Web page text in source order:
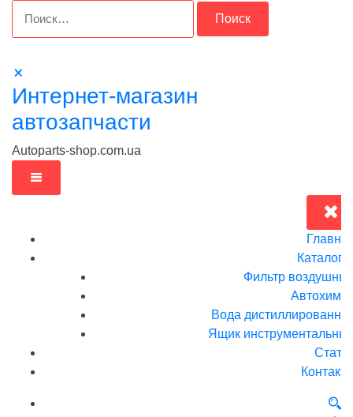
Интернет-магазин
автозапчасти
Autoparts-shop.com.ua
Каталог
Фильтр
Вода
Ящик